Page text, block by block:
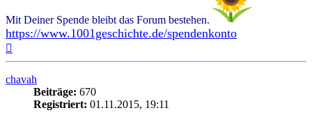
Mit Deiner Spende bleibt das Forum bestehen.
https://www.1001geschichte.de/spendenkonto
chavah
Beiträge: 670
Registriert: 01.11.2015, 19:11